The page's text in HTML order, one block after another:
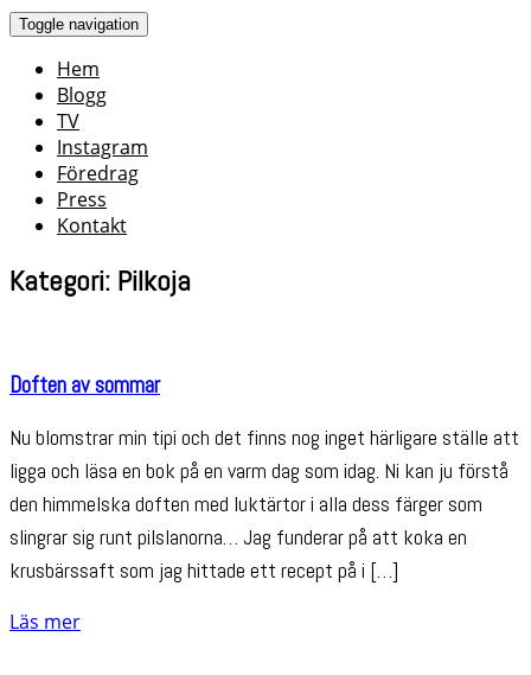
Skip
content
Toggle navigation
Hem
Blogg
TV
Instagram
Föredrag
Press
Kontakt
Kategori: Pilkoja
Doften av sommar
Nu blomstrar min tipi och det finns nog inget härligare ställe att
ligga och läsa en bok på en varm dag som idag. Ni kan ju förstå
den himmelska doften med luktärtor i alla dess färger som
slingrar sig runt pilslanorna… Jag funderar på att koka en
krusbärssaft som jag hittade ett recept på i […]
Läs mer